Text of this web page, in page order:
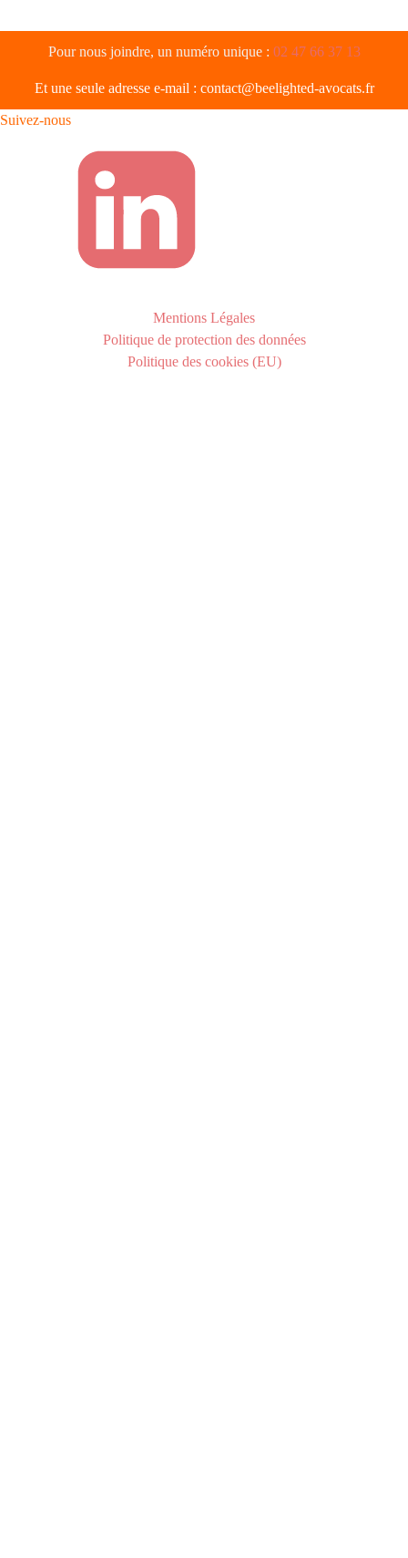
Pour nous joindre, un numéro unique : 02 47 66 37 13
Et une seule adresse e-mail : contact@beelighted-avocats.fr
Suivez-nous
Mentions Légales
Politique de protection des données
Politique des cookies (EU)